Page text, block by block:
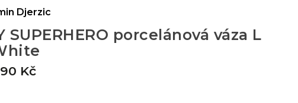
SUPERHERO porcelánová váza L
Kč
Djerzic